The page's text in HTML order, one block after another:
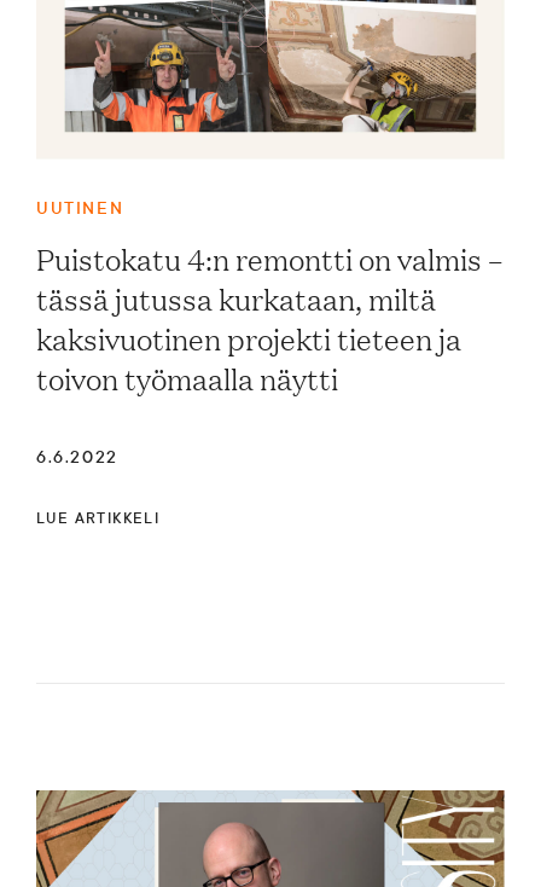
UUTINEN
Puistokatu 4:n remontti on valmis –
tässä jutussa kurkataan, miltä
kaksivuotinen projekti tieteen ja
toivon työmaalla näytti
6.6.2022
LUE ARTIKKELI